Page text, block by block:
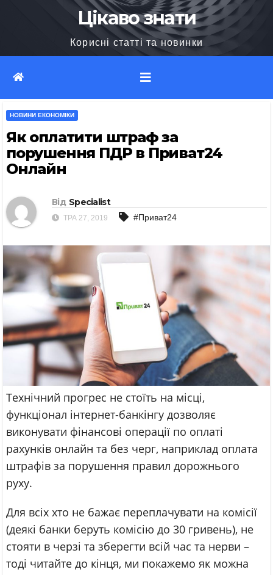
Цікаво знати
Корисні статті та новинки
НОВИНИ ЕКОНОМІКИ
Як оплатити штраф за
порушення ПДР в Приват24
Онлайн
Від Specialist
ТРА 27, 2019 #Приват24
Технічний прогрес не стоїть на місці,
функціонал інтернет-банкінгу дозволяє
виконувати фінансові операції по оплаті
рахунків онлайн та без черг, наприклад оплата
штрафів за порушення правил дорожнього
руху.
Для всіх хто не бажає переплачувати на комісії
(деякі банки беруть комісію до 30 гривень), не
стояти в черзі та зберегти всій час та нерви –
тоді читайте до кінця, ми покажемо як можна